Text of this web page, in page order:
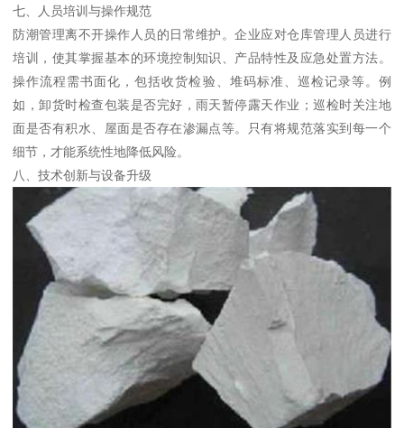
七、人员培训与操作规范
防潮管理离不开操作人员的日常维护。企业应对仓库管理人员进行
培训，使其掌握基本的环境控制知识、产品特性及应急处置方法。
操作流程需书面化，包括收货检验、堆码标准、巡检记录等。例
如，卸货时检查包装是否完好，雨天暂停露天作业；巡检时关注地
面是否有积水、屋面是否存在渗漏点等。只有将规范落实到每一个
细节，才能系统性地降低风险。
八、技术创新与设备升级